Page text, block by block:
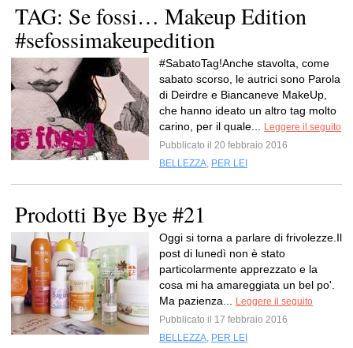
TAG: Se fossi… Makeup Edition
#sefossimakeupedition
#SabatoTag!Anche stavolta, come
sabato scorso, le autrici sono Parola
di Deirdre e Biancaneve MakeUp,
che hanno ideato un altro tag molto
carino, per il quale...
Leggere il seguito
Pubblicato il 20 febbraio 2016
BELLEZZA, PER LEI
Prodotti Bye Bye #21
Oggi si torna a parlare di frivolezze.Il
post di lunedì non è stato
particolarmente apprezzato e la
cosa mi ha amareggiata un bel po'.
Ma pazienza...
Leggere il seguito
Pubblicato il 17 febbraio 2016
BELLEZZA, PER LEI